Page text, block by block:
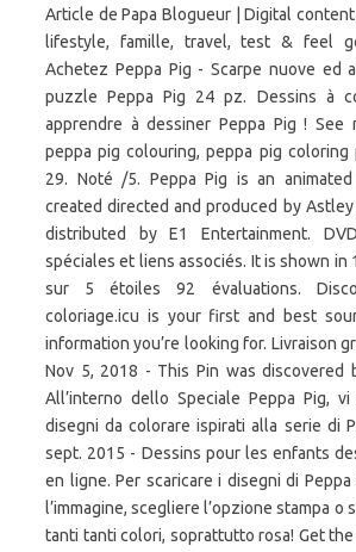
Article de Papa Blogueur | Digital
lifestyle, famille, travel, test & feel
Achetez Peppa Pig - Scarpe nuove ed
puzzle Peppa Pig 24 pz. Dessins à
apprendre à dessiner Peppa Pig ! See
peppa pig colouring, peppa pig coloring
29. Noté /5. Peppa Pig is an
created directed and produced by Astley
distributed by E1 Entertainment.
spéciales et liens associés. It is shown in
sur 5 étoiles 92 évaluations.
coloriage.icu is your first and best
information you’re looking for. Livraison
Nov 5, 2018 - This Pin was discovered
All’interno dello Speciale Peppa Pig,
disegni da colorare ispirati alla serie di
sept. 2015 - Dessins pour les enfants
en ligne. Per scaricare i disegni di Peppa
l’immagine, scegliere l’opzione stampa o
tanti tanti colori, soprattutto rosa! Get